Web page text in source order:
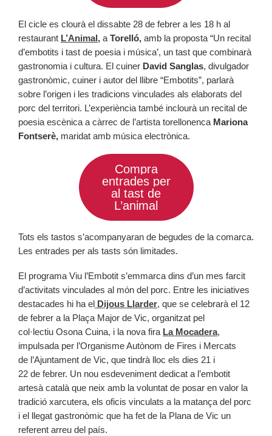
El cicle es clourà el dissabte 28 de febrer a les 18 h al
restaurant L’Animal, a Torelló, amb la proposta “Un recital
d’embotits i tast de poesia i música’, un tast que combinarà
gastronomia i cultura. El cuiner David Sanglas, divulgador
gastronòmic, cuiner i autor del llibre “Embotits”, parlarà
sobre l’origen i les tradicions vinculades als elaborats del
porc del territori. L’experiència també inclourà un recital de
poesia escènica a càrrec de l’artista torellonenca Mariona
Fontserè, maridat amb música electrònica.
Compra
entrades per
al tast de
L’animal
Tots els tastos s’acompanyaran de begudes de la comarca.
Les entrades per als tasts són limitades.
El programa Viu l’Embotit s’emmarca dins d’un mes farcit
d’activitats vinculades al món del porc. Entre les iniciatives
destacades hi ha el Dijous Llarder, que se celebrarà el 12
de febrer a la Plaça Major de Vic, organitzat pel
col·lectiu Osona Cuina, i la nova fira La Mocadera,
impulsada per l’Organisme Autònom de Fires i Mercats
de l’Ajuntament de Vic, que tindrà lloc els dies 21 i
22 de febrer. Un nou esdeveniment dedicat a l’embotit
artesà català que neix amb la voluntat de posar en valor la
tradició xarcutera, els oficis vinculats a la matança del porc
i el llegat gastronòmic que ha fet de la Plana de Vic un
referent arreu del país.